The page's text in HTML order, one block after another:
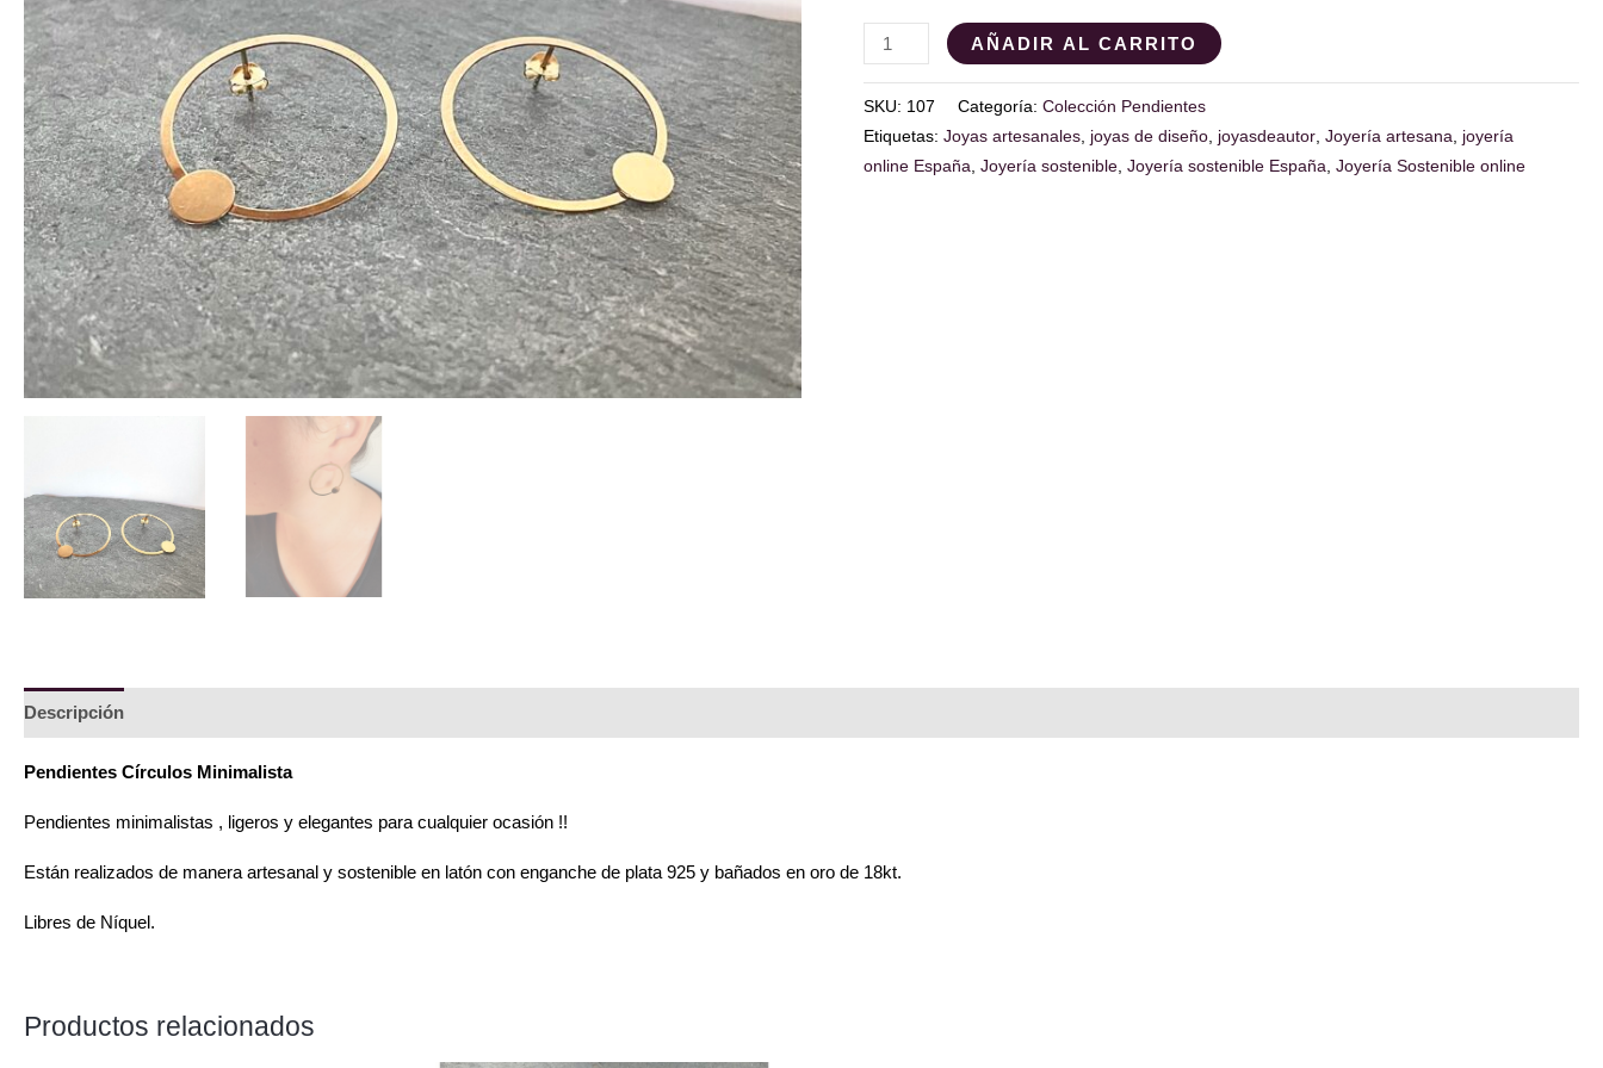
AÑADIR AL CARRITO
SKU: 107 Categoría:Colección Pendientes
Etiquetas:Joyas artesanales joyas de diseño joyasdeautor ,Joyería artesana
joyería
online España ,Joyería sostenible ,Joyería sostenible España ,Joyería Sostenible online
Descripción
Pendientes Círculos Minimalista
Pendientes minimalistas , ligeros y elegantes para cualquier ocasión !!
Están realizados de manera artesanal y sostenible en latón con enganche de plata 925 y bañados en oro de 18kt.
Libres de Níquel.
Productos relacionados